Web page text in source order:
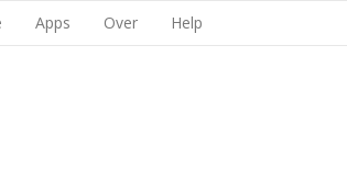
Apps Over Help